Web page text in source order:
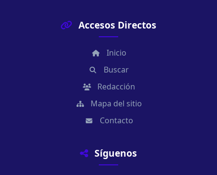
Accesos Directos
Inicio
Buscar
Redacción
Mapa del sitio
Contacto
Síguenos